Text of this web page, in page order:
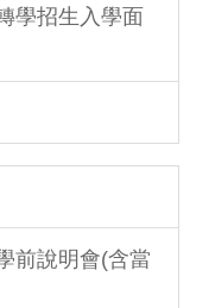
學招生入學面
前說明會(含當